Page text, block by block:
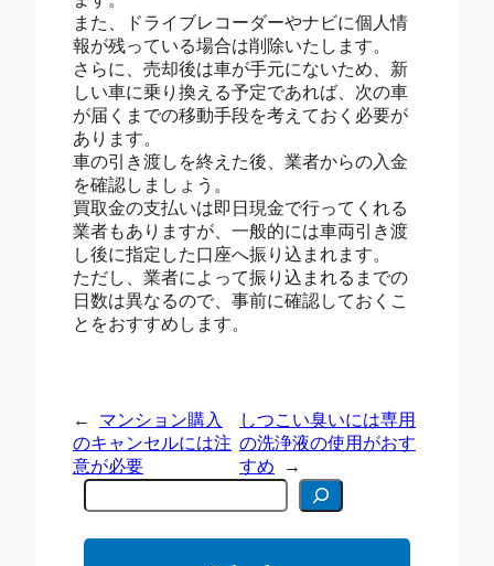
また、ドライブレコーダーやナビに個人情
報が残っている場合は削除いたします。
さらに、売却後は車が手元にないため、新
しい車に乗り換える予定であれば、次の車
が届くまでの移動手段を考えておく必要が
あります。
車の引き渡しを終えた後、業者からの入金
を確認しましょう。
買取金の支払いは即日現金で行ってくれる
業者もありますが、一般的には車両引き渡
し後に指定した口座へ振り込まれます。
ただし、業者によって振り込まれるまでの
日数は異なるので、事前に確認しておくこ
とをおすすめします。
←
マンション購入
のキャンセルには注
意が必要
しつこい臭いには専用
の洗浄液の使用がおす
すめ
→
C
e
c